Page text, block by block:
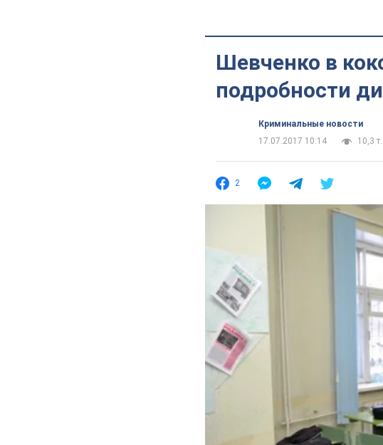
Шевченко в
подробности
Криминальные новости
17.07.2017 10:14
10,3 т.
2